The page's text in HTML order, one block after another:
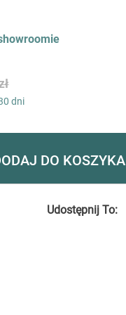
dni
DO KOSZYKA
Udostępnij To: